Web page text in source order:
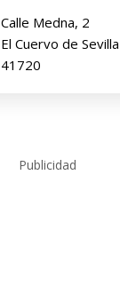
Calle Medna, 2
El Cuervo de
41720
Publicidad